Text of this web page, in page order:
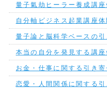
量子氣劫ヒーラー養成講座
自分軸ビジネス起業講座体
量子論と脳科学ベースの
本当の自分を発見する講座
お金・仕事に関する引き寄
恋愛・人間関係に関する